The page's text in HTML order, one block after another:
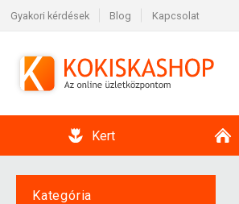
Gyakori kérdések Blog Kapcsolat
Kert
Kategória